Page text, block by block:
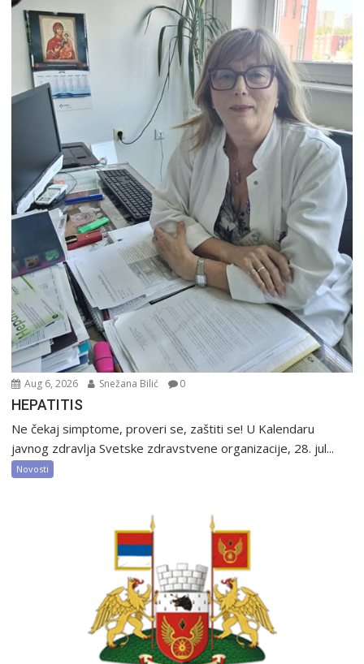
Aug 6, 2026 Snežana Bilić 0
HEPATITIS
Ne čekaj simptome, proveri se, zaštiti se! U Kalendaru
javnog zdravlja Svetske zdravstvene organizacije, 28. jul...
Novosti